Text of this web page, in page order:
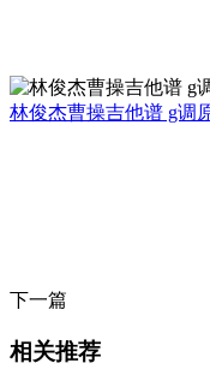
林俊杰曹操吉他谱 g调
下一篇
相关推荐